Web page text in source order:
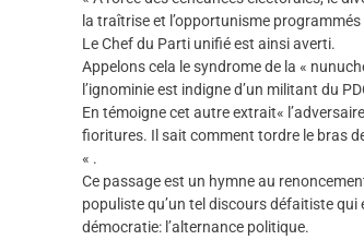
la traîtrise et l’opportunisme programmés
Le Chef du Parti unifié est ainsi averti.
Appelons cela le syndrome de la «
l’ignominie est indigne d’un militant du
En témoigne cet autre extrait«
fioritures. Il sait comment tordre le bras
« .
Ce passage est un hymne au
populiste qu’un tel discours défaitiste
démocratie: l’alternance politique.